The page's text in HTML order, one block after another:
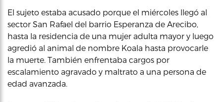
El sujeto estaba acusado porque el miércoles llegó al
sector San Rafael del barrio Esperanza de Arecibo,
hasta la residencia de una mujer adulta mayor y luego
agredió al animal de nombre Koala hasta provocarle
la muerte. También enfrentaba cargos por
escalamiento agravado y maltrato a una persona de
edad avanzada.